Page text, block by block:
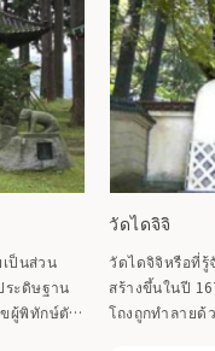
เป็นส่วน
ระดิษฐาน
ผู้พิทักษ์ตัว
วัดไดจิจิ
วัดไดจิจิหรือที่รู้
สร้างขึ้นในปี
โถงถูกทำลายด้